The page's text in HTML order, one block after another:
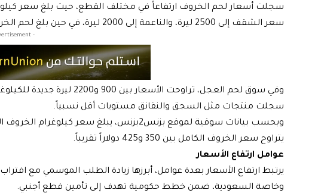
سعر الشقف إلى 2500 ليرة، والناعمة إلى 2000 ليرة، في حين بلغ لحم الخروف بالعظم نحو 1900 ليرة.
- Advertisement -
سجلت منتجات مثل السجق والنقانق مستويات أقل نسبياً.
يتراوح سعر الخروف الكامل بين 350 و425 دولاراً تقريباً.
عوامل ارتفاع الأسعار
يرتبط ارتفاع الأسعار بعدة عوامل، أبرزها زيادة الطلب الموسمي مع
وخاصة السعودية، ضمن خطط حكومية تهدف إلى تأمين قطع أجنبي.